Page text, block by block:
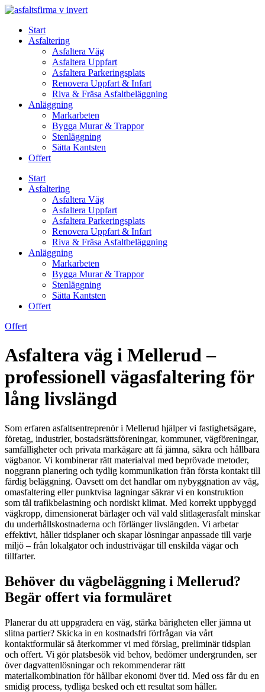
Skip
contentStart
Asfaltering
Asfaltera Väg
Asfaltera Uppfart
Asfaltera Parkeringsplats
Renovera Uppfart & Infart
Riva & Fräsa Asfaltbeläggning
Anläggning
Markarbeten
Bygga Murar & Trappor
Stenläggning
Sätta Kantsten
Offert
Start
Asfaltering
Asfaltera Väg
Asfaltera Uppfart
Asfaltera Parkeringsplats
Renovera Uppfart & Infart
Riva & Fräsa Asfaltbeläggning
Anläggning
Markarbeten
Bygga Murar & Trappor
Stenläggning
Sätta Kantsten
Offert
Offert
Asfaltera väg i Mellerud –
professionell vägasfaltering för
lång livslängd
Som erfaren asfaltsentreprenör i Mellerud hjälper vi fastighetsägare,
företag, industrier, bostadsrättsföreningar, kommuner, vägföreningar,
samfälligheter och privata markägare att få jämna, säkra och hållbara
vägbanor. Vi kombinerar rätt materialval med beprövade metoder,
noggrann planering och tydlig kommunikation från första kontakt till
färdig beläggning. Oavsett om det handlar om nybyggnation av väg,
omasfaltering eller punktvisa lagningar säkrar vi en konstruktion
som tål trafikbelastning och nordiskt klimat. Med korrekt uppbyggd
vägkropp, dimensionerat bärlager och väl vald slitlagerasfalt minskar
du underhållskostnaderna och förlänger livslängden. Vi arbetar
effektivt, håller tidsplaner och skapar lösningar anpassade till varje
miljö – från lokalgator och industrivägar till enskilda vägar och
tillfarter.
Behöver du vägbeläggning i Mellerud?
Begär offert via formuläret
Planerar du att uppgradera en väg, stärka bärigheten eller jämna ut
slitna partier? Skicka in en kostnadsfri förfrågan via vårt
kontaktformulär så återkommer vi med förslag, preliminär tidsplan
och offert. Vi gör platsbesök vid behov, bedömer undergrunden, ser
över dagvattenlösningar och rekommenderar rätt
materialkombination för hållbar ekonomi över tid. Med oss får du en
smidig process, tydliga besked och ett resultat som håller.